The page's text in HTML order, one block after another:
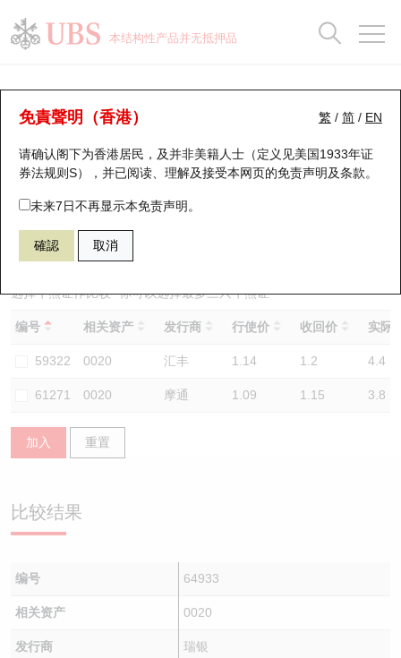
本结构性产品并无抵押品
繁 / 简 / EN
免責聲明（香港）
请确认阁下为香港居民，及并非美籍人士（定义见美国1933年证
券法规则S），并已阅读、理解及接受本网页的免责声明及条款。
未来7日不再显示本免责声明。
確認 取消
牛熊证分析仪
表现 街货统计 比较
64933 瑞银牛证 0020 商汤－Ｗ
选择牛熊证作比较 *你可以选择最多三只牛熊证
编号 相关资产 发行商 行使价 收回价 实际
59322 0020 汇丰 1.14 1.2 4.4
61271 0020 摩通 1.09 1.15 3.8
加入 重置
比较结果
编号 64933
相关资产 0020
发行商 瑞银
瑞银认股证一览
新发行瑞银认股证
即将到期认股证
认股证到期结算价查找
认股证分析仪
认股证速算机
认股证/牛熊证日志
认股证文件及公告 (瑞信)
街货统计
比较
牛熊全景快搜
牛熊证搜寻
牛熊证街货分布图
正股牛熊证列表
新发行瑞银牛熊证
已收回牛熊证剩余价值
牛熊证到期结算价查找
牛熊证速算机
牛熊证文件及公告 (瑞信)
街货统计
比较
十大升幅/跌幅
十大认股证成交分布
十天股证占大市成交
资金流
街货统计
三十大平均引伸波幅
正股分析仪
二十大活跃股份
恒指成份股
国指成份股
科指成份股
相关资产沽空
中资ETFs溢价比较
即市板块表现
收市竞价变化
持股比重
显示所有持股比重
每月轮证大市专题
轮证专栏
讲座及教育短片
认股证投资者教育
牛熊证投资者教育
认股证牛熊证常问问题